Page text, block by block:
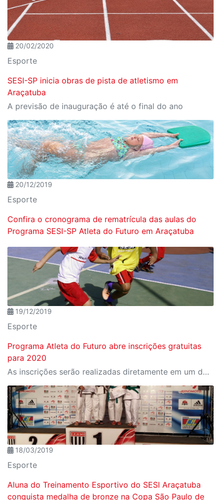
20/02/2020
Esporte
SESI-SP inicia obras de pista de atletismo em
Araçatuba
A previsão de inauguração é até o final do ano
20/12/2019
Esporte
Confira o cronograma de rematrícula das aulas do
Programa SESI-SP Atleta do Futuro em Araçatuba
19/12/2019
Esporte
Programa Atleta do Futuro abre inscrições gratuitas
para 2020
As inscrições serão realizadas diretamente em um dos Centros de Atividades do Sesi-SP, onde o interessado poderá obter mais informações sobre o programa
18/03/2019
Esporte
Aluna do Treinamento Esportivo do SESI Araçatuba
conquista medalha de bronze na Copa São Paulo de